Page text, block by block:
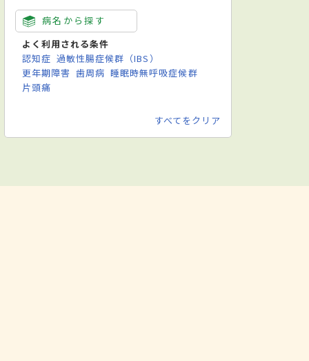
病名から探す
よく利用される条件
認知症 過敏性腸症候群（IBS）
更年期障害 歯周病 睡眠時無呼吸症候群
片頭痛
すべてをクリア